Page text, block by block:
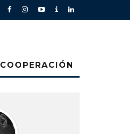
COOPERACIÓN